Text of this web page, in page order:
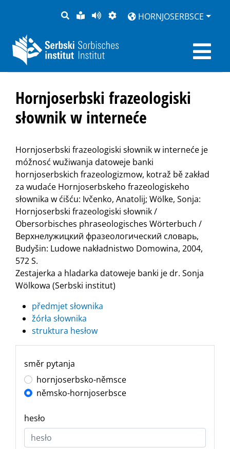
PYTANJE
LOCHKA
RĚČ
STRONU
PŘEDČITAĆ
ZWOBRAZNJENJE
HORNJOSERBSCE
Hornjoserbski frazeologiski
słownik w interneće
Hornjoserbski frazeologiski słownik w interneće je
móžnosć wužiwanja datoweje banki
hornjoserbskich frazeologizmow, kotraž bě zakład
za wudaće Hornjoserbskeho frazeologiskeho
słownika w ćišću: Ivčenko, Anatolij; Wölke, Sonja:
Hornjoserbski frazeologiski słownik /
Obersorbisches phraseologisches Wörterbuch /
Верхнелужицкий фразеологический словарь,
Budyšin: Ludowe nakładnistwo Domowina, 2004,
572 S.
Zestajerka a hladarka datoweje banki je dr. Sonja
Wölkowa (Serbski institut)
předmjet słownika
žórła słownika
struktura hesłow
směr pytanja
hornjoserbsko-němsce
němsko-hornjoserbsce
hesło